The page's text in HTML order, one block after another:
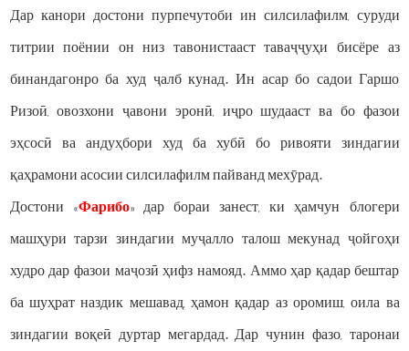
Дар канори достони пурпечутоби ин силсилафилм, суруди
титрии поёнии он низ тавонистааст таваҷҷуҳи бисёре аз
бинандагонро ба худ ҷалб кунад. Ин асар бо садои Гаршо
Ризоӣ, овозхони ҷавони эронӣ, иҷро шудааст ва бо фазои
эҳсосӣ ва андуҳбори худ ба хубӣ бо ривояти зиндагии
қаҳрамони асосии силсилафилм пайванд мехӯрад.
Достони «Фарибо» дар бораи занест, ки ҳамчун блогери
машҳури тарзи зиндагии муҷалло талош мекунад ҷойгоҳи
худро дар фазои маҷозӣ ҳифз намояд. Аммо ҳар қадар бештар
ба шуҳрат наздик мешавад, ҳамон қадар аз оромиш, оила ва
зиндагии воқеӣ дуртар мегардад. Дар чунин фазо, таронаи